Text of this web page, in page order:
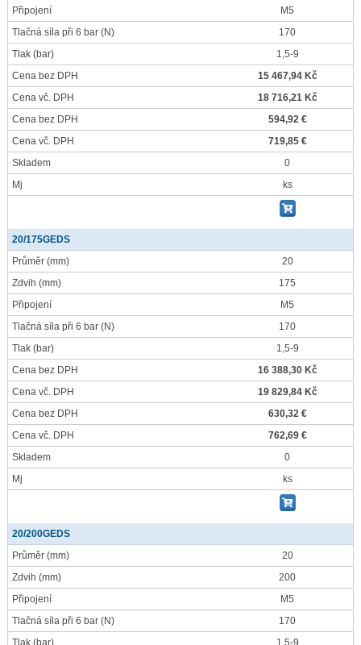
Připojení
M5
Tlačná síla při 6 bar (N)
170
Tlak (bar)
1,5-9
Cena bez DPH
15 467,94 Kč
Cena vč. DPH
18 716,21 Kč
Cena bez DPH
594,92 €
Cena vč. DPH
719,85 €
Skladem
0
Mj
ks
20/175GEDS
Průměr (mm)
20
Zdvih (mm)
175
Připojení
M5
Tlačná síla při 6 bar (N)
170
Tlak (bar)
1,5-9
Cena bez DPH
16 388,30 Kč
Cena vč. DPH
19 829,84 Kč
Cena bez DPH
630,32 €
Cena vč. DPH
762,69 €
Skladem
0
Mj
ks
20/200GEDS
Průměr (mm)
20
Zdvih (mm)
200
Připojení
M5
Tlačná síla při 6 bar (N)
170
Tlak (bar) 1,5-9